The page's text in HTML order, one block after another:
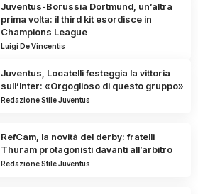
Juventus-Borussia Dortmund, un’altra
prima volta: il third kit esordisce in
Champions League
Luigi De Vincentis
Juventus, Locatelli festeggia la vittoria
sull’Inter: «Orgoglioso di questo gruppo»
Redazione Stile Juventus
RefCam, la novità del derby: fratelli
Thuram protagonisti davanti all’arbitro
Redazione Stile Juventus